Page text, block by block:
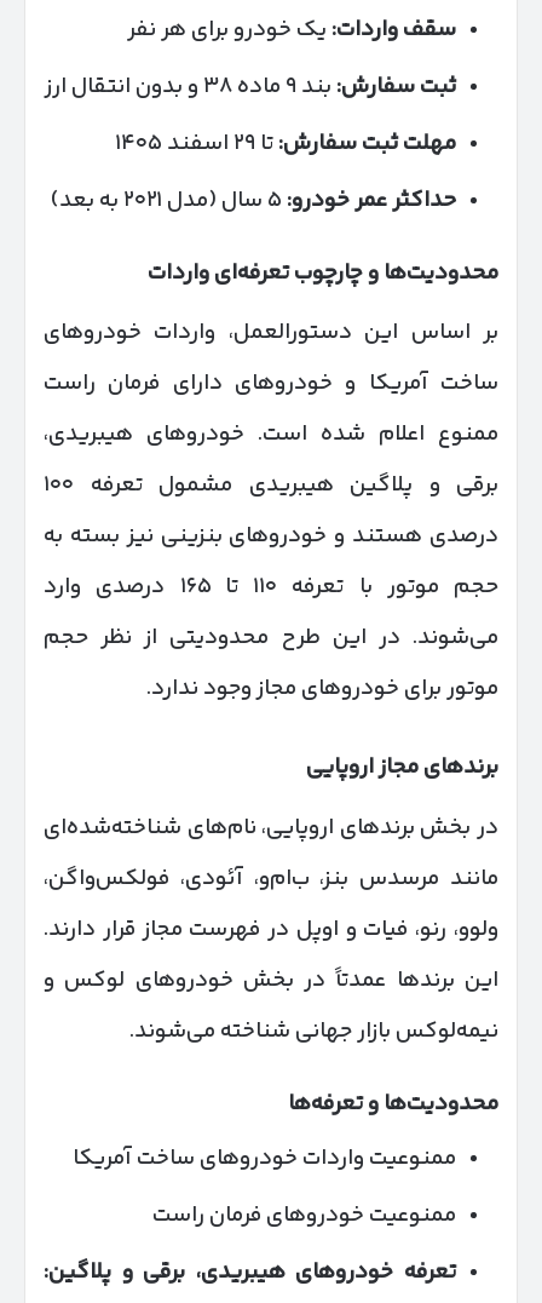
سقف واردات: یک خودرو برای هر نفر
ثبت سفارش: بند ۹ ماده ۳۸ و بدون انتقال ارز
مهلت ثبت سفارش:تا ۲۹ اسفند ۱۴۰۵
حداکثر عمر خودرو:
محدودیت‌ها و چارچوب تعرفه‌ای واردات
بر اساس این دستورالعمل، واردات خودروهای
ساخت آمریکا و خودروهای دارای فرمان راست
ممنوع اعلام شده است. خودروهای هیبریدی،
برقی و پلاگین هیبریدی مشمول تعرفه ۱۰۰
درصدی هستند و خودروهای بنزینی نیز بسته به
حجم موتور با تعرفه ۱۱۰ تا ۱۶۵ درصدی وارد
می‌شوند. در این طرح محدودیتی از نظر حجم
موتور برای خودروهای مجاز وجود ندارد.
برندهای مجاز اروپایی
در بخش برندهای اروپایی، نام‌های شناخته‌شده‌ای
مانند مرسدس بنز، ب‌ام‌و، آئودی، فولکس‌واگن،
ولوو، رنو، فیات و اوپل در فهرست مجاز قرار دارند.
این برندها عمدتاً در بخش خودروهای لوکس و
نیمه‌لوکس بازار جهانی شناخته می‌شوند.
محدودیت‌ها و تعرفه‌ها
ممنوعیت واردات خودروهای ساخت آمریکا
ممنوعیت خودروهای فرمان راست
تعرفه خودروهای هیبریدی، برقی و پلاگین: